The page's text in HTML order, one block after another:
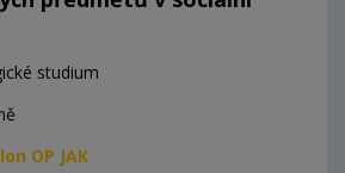
studium
OP JAK